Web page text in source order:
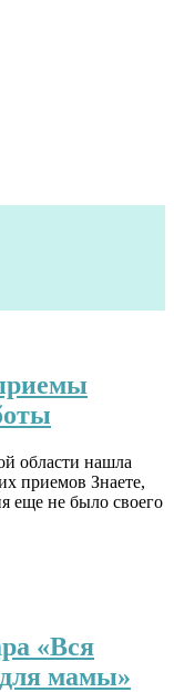
области нашла
приемов Знаете,
еще не было своего
«Вся
мамы»